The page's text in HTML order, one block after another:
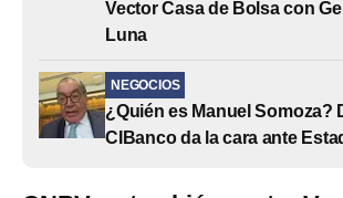
Vector Casa de Bolsa con
Luna
NEGOCIOS
¿Quién es Manuel Somoza?
CIBanco da la cara ante